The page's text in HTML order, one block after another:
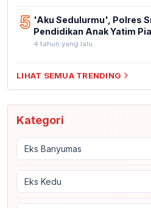
5 'Aku Sedulurmu', Polres
Pendidikan Anak Yatim
4 tahun yang lalu
LIHAT SEMUA TRENDING
Kategori
Eks Banyumas
Eks Kedu